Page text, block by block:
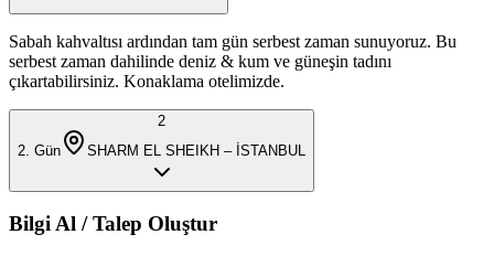
Sabah kahvaltısı ardından tam gün serbest zaman sunuyoruz. Bu
serbest zaman dahilinde deniz & kum ve güneşin tadını
çıkartabilirsiniz. Konaklama otelimizde.
2
2 . Gün SHARM EL SHEIKH – İSTANBUL
Bilgi Al / Talep Oluştur